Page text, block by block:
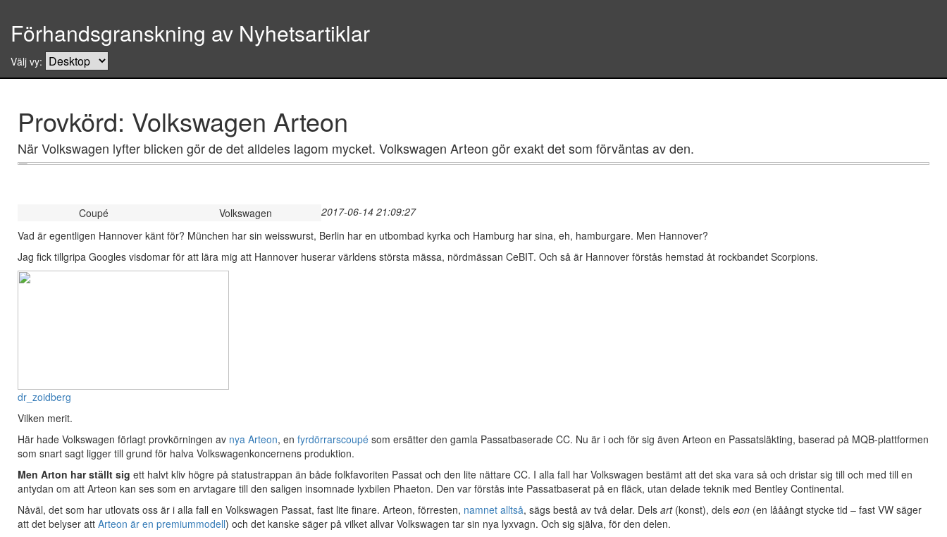
Förhandsgranskning av Nyhetsartiklar
Välj vy:
Provkörd: Volkswagen Arteon
När Volkswagen lyfter blicken gör de det alldeles lagom mycket. Volkswagen Arteon gör exakt det som förväntas av den.
2017-06-14 21:09:27
Coupé
Volkswagen
Vad är egentligen Hannover känt för? München har sin weisswurst, Berlin har en utbombad kyrka och Hamburg har sina, eh, hamburgare. Men Hannover?
Jag fick tillgripa Googles visdomar för att lära mig att Hannover huserar världens största mässa, nördmässan CeBIT. Och så är Hannover förstås hemstad åt rockbandet Scorpions.
dr_zoidberg
Vilken merit.
Här hade Volkswagen förlagt provkörningen av nya Arteon, en fyrdörrarscoupé som ersätter den gamla Passatbaserade CC. Nu är i och för sig även Arteon en Passatsläkting, baserad på MQB-plattformen
som snart sagt ligger till grund för halva Volkswagenkoncernens produktion.
Men Arton har ställt sig ett halvt kliv högre på statustrappan än både folkfavoriten Passat och den lite nättare CC. I alla fall har Volkswagen bestämt att det ska vara så och dristar sig till och med till en
antydan om att Arteon kan ses som en arvtagare till den saligen insomnade lyxbilen Phaeton. Den var förstås inte Passatbaserat på en fläck, utan delade teknik med Bentley Continental.
Nåväl, det som har utlovats oss är i alla fall en Volkswagen Passat, fast lite finare. Arteon, förresten, namnet alltså, sägs bestå av två delar. Dels art(konst), dels eon (en lååångt stycke tid – fast VW säger
att det belyser att Arteon är en premiummodell) och det kanske säger på vilket allvar Volkswagen tar sin nya lyxvagn. Och sig själva, för den delen.